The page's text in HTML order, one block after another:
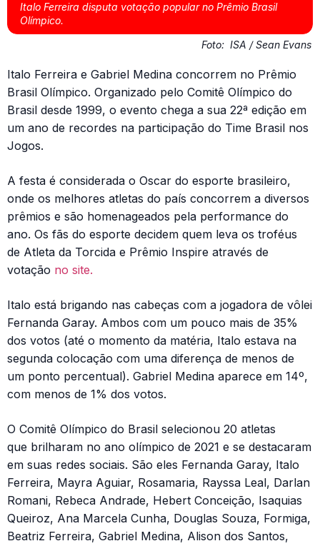
Italo Ferreira disputa votação popular no Prêmio Brasil
Olímpico.
Foto: ISA / Sean Evans
Italo Ferreira e Gabriel Medina concorrem no Prêmio
Brasil Olímpico. Organizado pelo Comitê Olímpico do
Brasil desde 1999, o evento chega a sua 22ª edição em
um ano de recordes na participação do Time Brasil nos
Jogos.
A festa é considerada o Oscar do esporte brasileiro,
onde os melhores atletas do país concorrem a diversos
prêmios e são homenageados pela performance do
ano. Os fãs do esporte decidem quem leva os troféus
de Atleta da Torcida e Prêmio Inspire através de
votação no site.
Italo está brigando nas cabeças com a jogadora de vôlei
Fernanda Garay. Ambos com um pouco mais de 35%
dos votos (até o momento da matéria, Italo estava na
segunda colocação com uma diferença de menos de
um ponto percentual). Gabriel Medina aparece em 14º,
com menos de 1% dos votos.
O Comitê Olímpico do Brasil selecionou 20 atletas
que brilharam no ano olímpico de 2021 e se destacaram
em suas redes sociais. São eles Fernanda Garay, Italo
Ferreira, Mayra Aguiar, Rosamaria, Rayssa Leal, Darlan
Romani, Rebeca Andrade, Hebert Conceição, Isaquias
Queiroz, Ana Marcela Cunha, Douglas Souza, Formiga,
Beatriz Ferreira, Gabriel Medina, Alison dos Santos,